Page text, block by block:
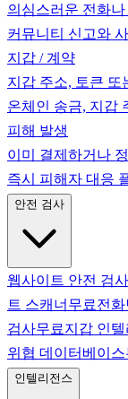
의심스러운 전화나
커뮤니티 신고와
지갑 / 계약
지갑 주소, 토큰 또
온체인 송금, 지갑
피해 발생
이미 결제하거나
즉시 피해자 대응
안전 검사
웹사이트 안전 검사
트 스캐너 무료전화
검사무료지갑 인
위협 데이터베이스
인텔리전스